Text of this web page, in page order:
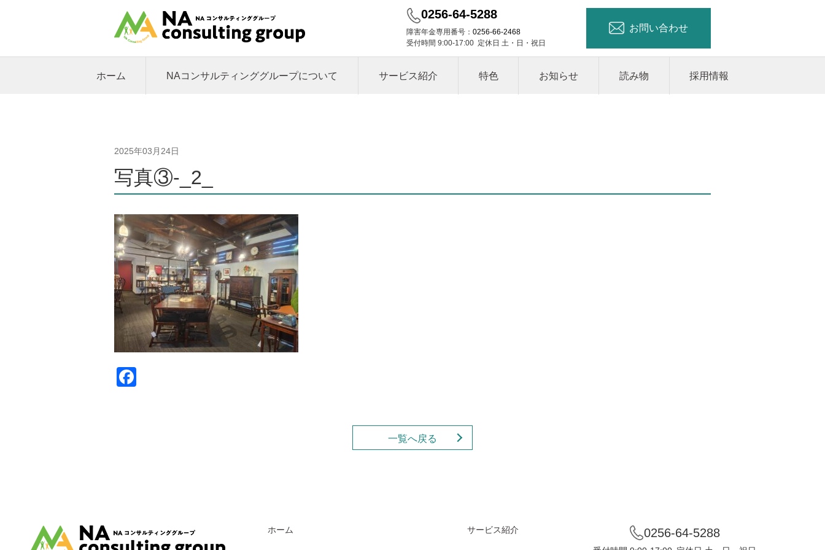
0256-64-5288
障害年金専用番号： 0256-66-2468
受付時間 9:00-17:00 定休日 土・日・祝日
お問い合わせ
ホーム NAコンサルティンググループについて サービス紹介 特色 お知らせ 読み物 採用情報
2025年03月24日
写真③-_2_
一覧へ戻る
ホーム サービス紹介 0256-64-5288